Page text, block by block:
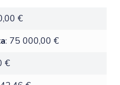
€
: 75 000,00 €
€